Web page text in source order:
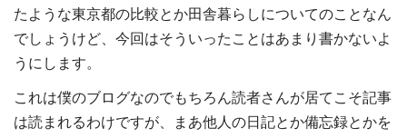
たような東京都の比較とか田舎暮らしについてのことなん
でしょうけど、今回はそういったことはあまり書かないよ
うにします。
これは僕のブログなのでもちろん読者さんが居てこそ記事
は読まれるわけですが、まあ他人の日記とか備忘録とかを